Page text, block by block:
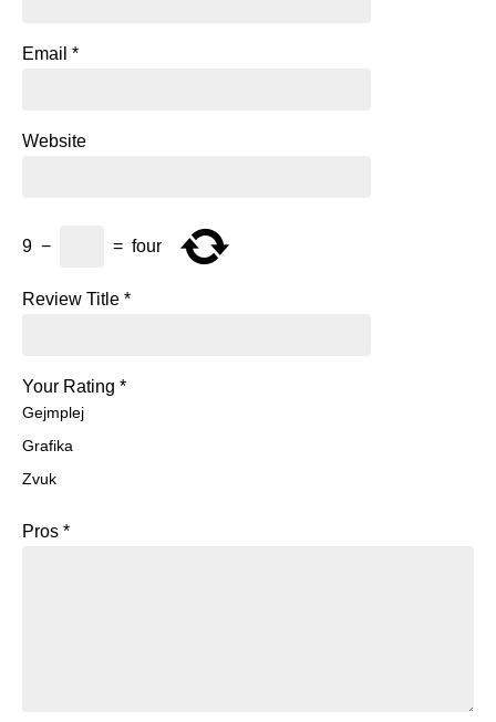
Email *
Website
9 − = four
Review Title *
Your Rating *
Gejmplej
Grafika
Zvuk
Pros *